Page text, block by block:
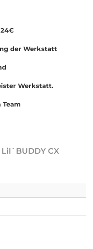
der Werkstatt
Werkstatt.
CX